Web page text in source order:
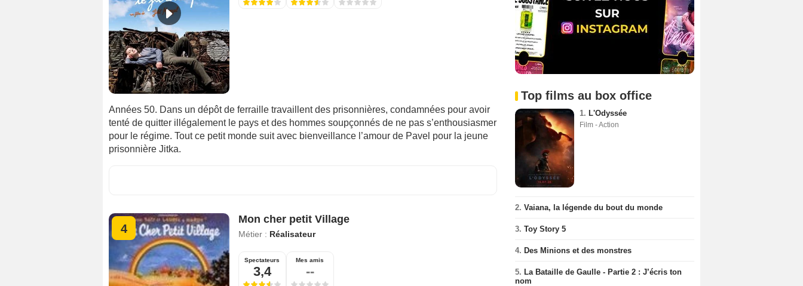
Années 50. Dans un dépôt de ferraille travaillent des prisonnières, condamnées pour avoir
tenté de quitter illégalement le pays et des hommes soupçonnés de ne pas s’enthousiasmer
pour le régime. Tout ce petit monde suit avec bienveillance l’amour de Pavel pour la jeune
prisonnière Jitka.
4
Mon cher petit Village
Métier : Réalisateur
Spectateurs
3,4
Mes amis
--
Top films au box office
1. L'Odyssée
Film - Action
2. Vaiana, la légende du bout du monde
3. Toy Story 5
4. Des Minions et des monstres
5. La Bataille de Gaulle - Partie 2 : J’écris ton
nom